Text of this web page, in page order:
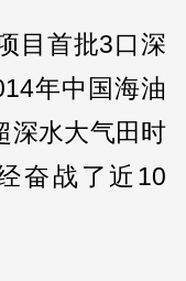
目首批3口深
年中国海油
深水大气田时
奋战了近10